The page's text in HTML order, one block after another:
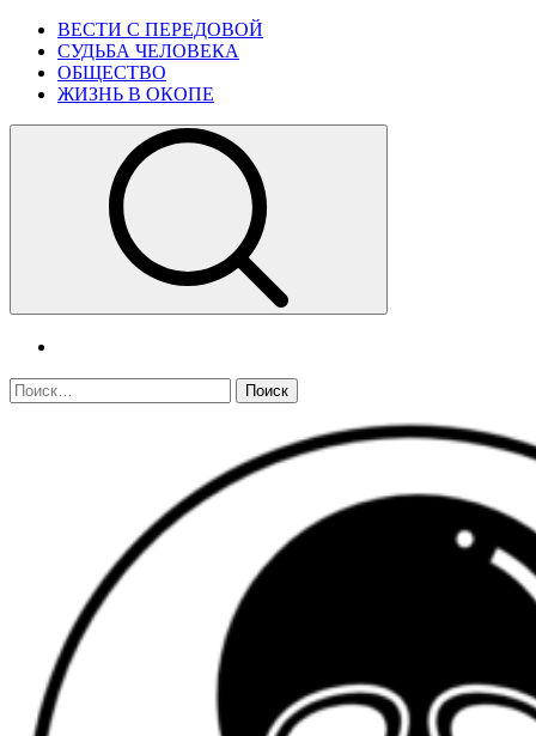
Skip
content
Primary
Menu
ВЕСТИ С ПЕРЕДОВОЙ
СУДЬБА ЧЕЛОВЕКА
ОБЩЕСТВО
ЖИЗНЬ В ОКОПЕ
Найти: